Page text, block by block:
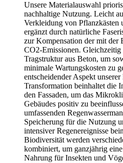
Unsere Materialauswahl
nachhaltige Nutzung. Leicht
Verkleidung von Pflanzkästen
ergänzt durch natürliche
zur Kompensation der mit der
CO2-Emissionen. Gleichzeitig
Tragstruktur aus Beton, um
minimale Wartungskosten zu
entscheidender Aspekt
Transformation beinhaltet die
den Fassaden, um das
Gebäudes positiv zu
umfassenden
Speicherung für die Nutzung
intensiver Regenereignisse
Biodiversität werden
kombiniert, um ganzjährig
Nahrung für Insekten und